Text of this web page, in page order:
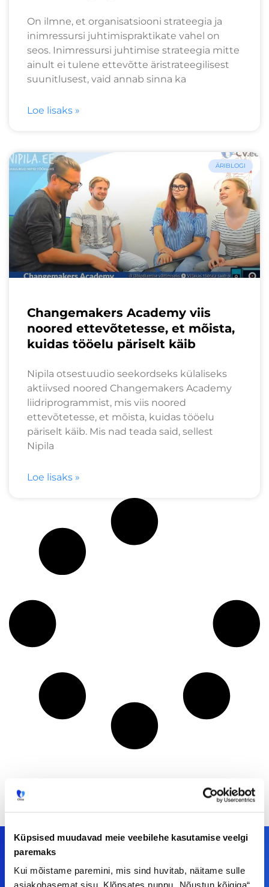
Küpsised muudavad meie veebilehe kasutamise veelgi
paremaks
Kui mõistame paremini, mis sind huvitab, näitame sulle
On ilmne, et organisatsiooni strateegia ja
inimressursi juhtimispraktikate vahel on
seos. Inimressursi juhtimise strateegia mitte
ainult ei tulene ettevõtte äristrateegilisest
suunitlusest, vaid annab sinna ka
Loe lisaks »
ÄRIBLOGI
Changemakers Academy viis
noored ettevõtetesse, et mõista,
kuidas tööelu päriselt käib
Nipila otsestuudio seekordseks külaliseks
aktiivsed noored Changemakers Academy
liidriprogrammist, mis viis noored
ettevõtetesse, et mõista, kuidas tööelu
päriselt käib. Mis nad teada said, sellest
Nipila
Loe lisaks »